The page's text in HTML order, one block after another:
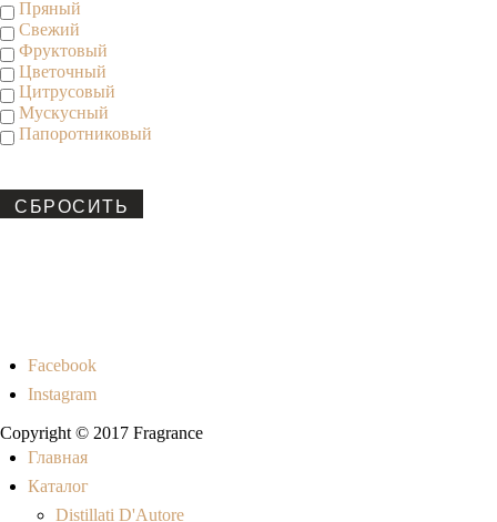
Пряный
Свежий
Фруктовый
Цветочный
Цитрусовый
Мускусный
Папоротниковый
СБРОСИТЬ
Facebook
Instagram
Copyright © 2017 Fragrance
Главная
Каталог
Distillati D'Autore